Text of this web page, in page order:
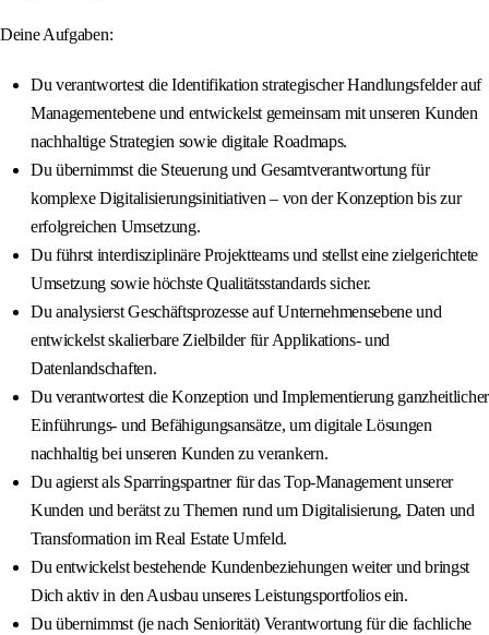
Deine Aufgaben:
Du verantwortest die Identifikation strategischer Handlungsfelder auf
Managementebene und entwickelst gemeinsam mit unseren Kunden
nachhaltige Strategien sowie digitale Roadmaps.
Du übernimmst die Steuerung und Gesamtverantwortung für
komplexe Digitalisierungsinitiativen – von der Konzeption bis zur
erfolgreichen Umsetzung.
Du führst interdisziplinäre Projektteams und stellst eine zielgerichtete
Umsetzung sowie höchste Qualitätsstandards sicher.
Du analysierst Geschäftsprozesse auf Unternehmensebene und
entwickelst skalierbare Zielbilder für Applikations- und
Datenlandschaften.
Du verantwortest die Konzeption und Implementierung ganzheitlicher
Einführungs- und Befähigungsansätze, um digitale Lösungen
nachhaltig bei unseren Kunden zu verankern.
Du agierst als Sparringspartner für das Top-Management unserer
Kunden und berätst zu Themen rund um Digitalisierung, Daten und
Transformation im Real Estate Umfeld.
Du entwickelst bestehende Kundenbeziehungen weiter und bringst
Dich aktiv in den Ausbau unseres Leistungsportfolios ein.
Du übernimmst (je nach Seniorität) Verantwortung für die fachliche